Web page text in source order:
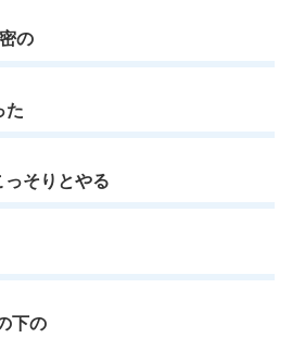
の
た
そりとやる
下の